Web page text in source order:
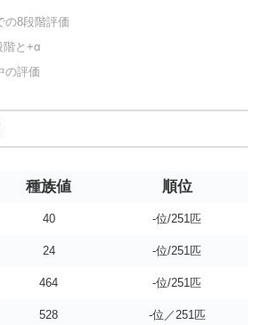
8段階評価
階と+α
の評価
種族値
順位
40 -位/251匹
24 -位/251匹
464 -位/251匹
528 -位／251匹